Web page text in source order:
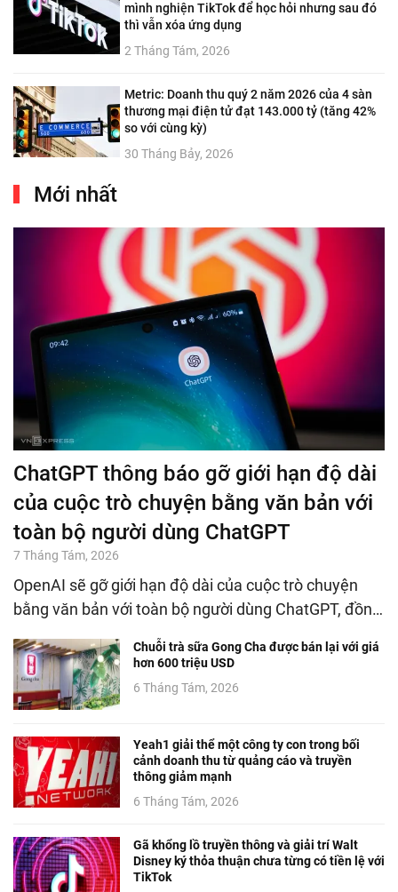
mình nghiện TikTok để học hỏi nhưng sau đó
thì vẫn xóa ứng dụng
2 Tháng Tám, 2026
Metric: Doanh thu quý 2 năm 2026 của 4 sàn
thương mại điện tử đạt 143.000 tỷ (tăng 42%
so với cùng kỳ)
30 Tháng Bảy, 2026
Mới nhất
ChatGPT thông báo gỡ giới hạn độ dài
của cuộc trò chuyện bằng văn bản với
toàn bộ người dùng ChatGPT
7 Tháng Tám, 2026
OpenAI sẽ gỡ giới hạn độ dài của cuộc trò chuyện
bằng văn bản với toàn bộ người dùng ChatGPT, đồn…
Chuỗi trà sữa Gong Cha được bán lại với giá
hơn 600 triệu USD
6 Tháng Tám, 2026
Yeah1 giải thể một công ty con trong bối
cảnh doanh thu từ quảng cáo và truyền
thông giảm mạnh
6 Tháng Tám, 2026
Gã khổng lồ truyền thông và giải trí Walt
Disney ký thỏa thuận chưa từng có tiền lệ với
TikTok